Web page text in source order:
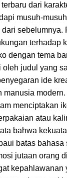
dari
musuh-
dari sebelumnya.
terhadap
dengan tema
oleh judul yang
ide
manusia
menciptakan
atau
bahwa
batas bahasa
jutaan orang
kepahlawanan